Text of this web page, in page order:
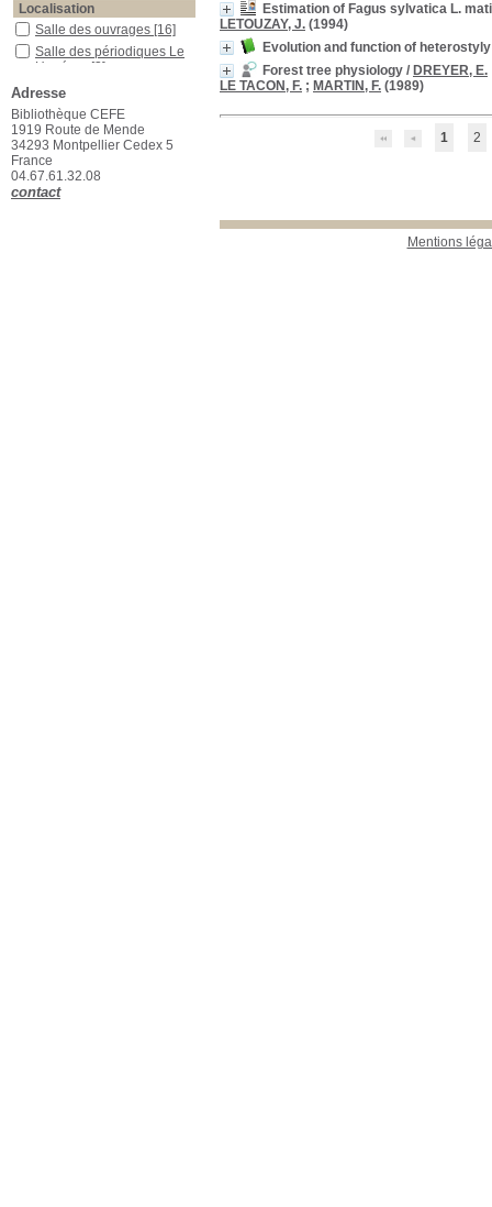
Estimation of Fagus sylvatica L.
LETOUZAY, J. (1994)
Evolution and function of heterostyly
Forest tree physiology / DREYER, E.
LE TACON, F. ; MARTIN, F. (1989)
1 2
Mentions
Localisation
Salle des ouvrages
Salle des ouvrages [16]
Salle des périodiques Le Houérou
Salle des périodiques Le
Houérou [3]
Section
03_Botanique
03_Botanique[6]
09_Génétique_Evolution
09_Génétique_Evolution
[3]
13_Physiologie_végétale
13_Physiologie_végétale
[4]
16_Ecologie_végétale
16_Ecologie_végétale
Adresse
Bibliothèque CEFE
1919 Route de Mende
34293 Montpellier Cedex 5
France
04.67.61.32.08
contact